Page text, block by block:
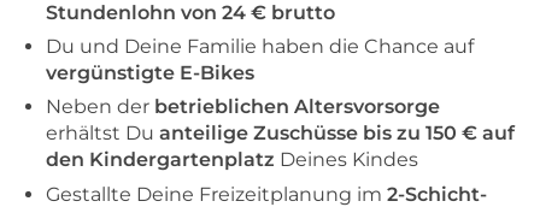
Stundenlohn von 24 € brutto
Du und Deine Familie haben die Chance auf
vergünstigte E-Bikes
Neben der betrieblichen Altersvorsorge
erhältst Du anteilige Zuschüsse bis zu 150 € auf
den Kindergartenplatz Deines Kindes
Gestallte Deine Freizeitplanung im 2-Schicht-